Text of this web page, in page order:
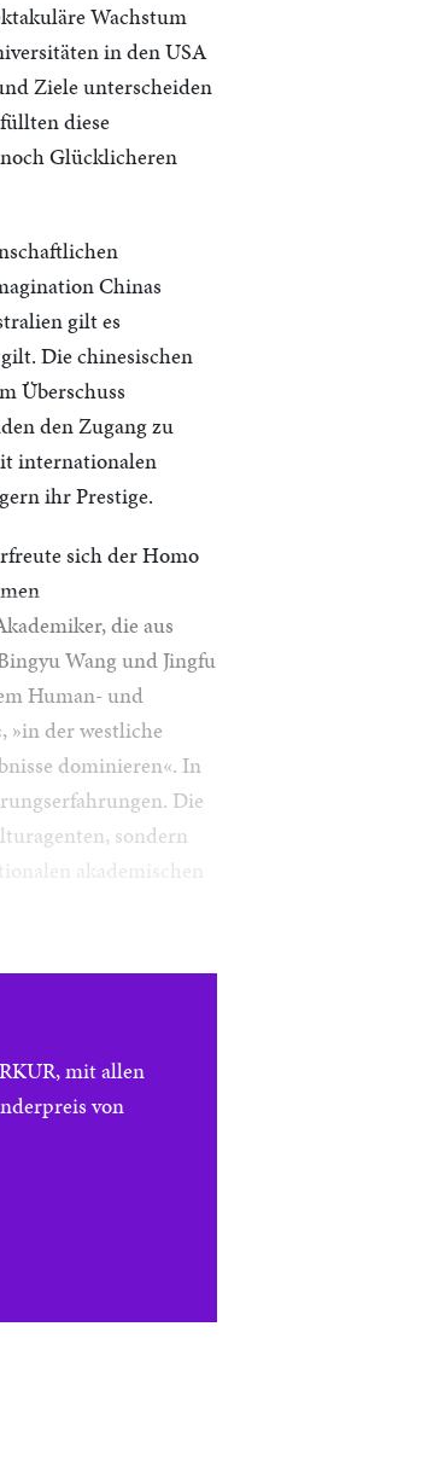
Wachstum
in den USA
Ziele unterscheiden
diese
Glücklicheren
Chinas
gilt es
Die chinesischen
Überschuss
den Zugang zu
internationalen
ihr Prestige.
sich der Homo
die aus
Wang und Jingfu
Human- und
»in der westliche
dominieren«. In
Die
sondern
akademischen
mit allen
von